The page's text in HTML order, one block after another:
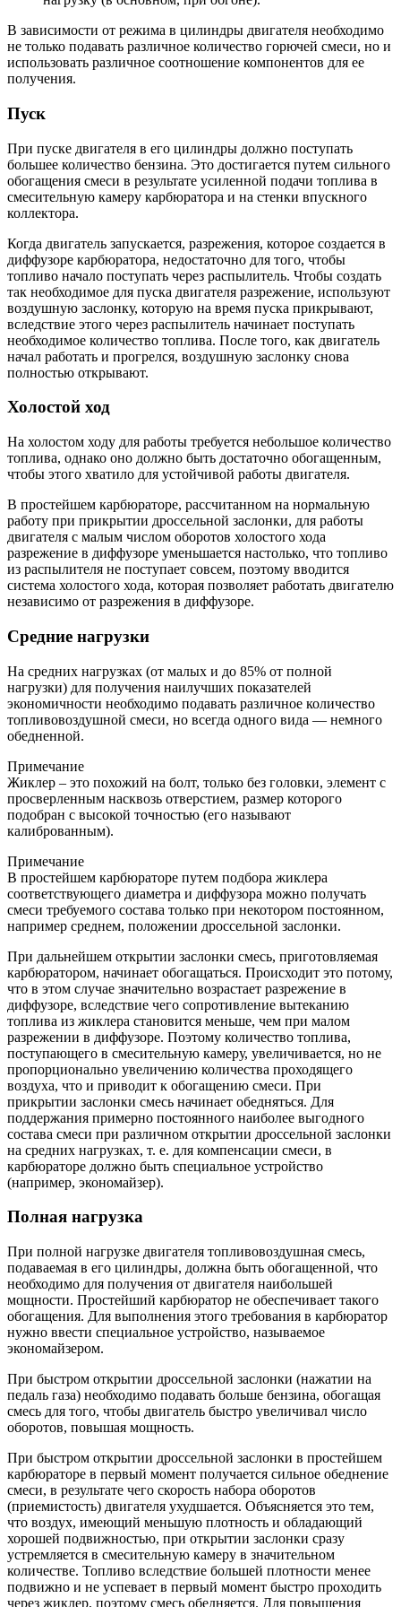
В зависимости от режима в цилиндры двигателя необходимо
не только подавать различное количество горючей смеси, но и
использовать различное соотношение компонентов для ее
получения.
Пуск
При пуске двигателя в его цилиндры должно поступать
большее количество бензина. Это достигается путем сильного
обогащения смеси в результате усиленной подачи топлива в
смесительную камеру карбюратора и на стенки впускного
коллектора.
Когда двигатель запускается, разрежения, которое создается в
диффузоре карбюратора, недостаточно для того, чтобы
топливо начало поступать через распылитель. Чтобы создать
так необходимое для пуска двигателя разрежение, используют
воздушную заслонку, которую на время пуска прикрывают,
вследствие этого через распылитель начинает поступать
необходимое количество топлива. После того, как двигатель
начал работать и прогрелся, воздушную заслонку снова
полностью открывают.
Холостой ход
На холостом ходу для работы требуется небольшое количество
топлива, однако оно должно быть достаточно обогащенным,
чтобы этого хватило для устойчивой работы двигателя.
В простейшем карбюраторе, рассчитанном на нормальную
работу при прикрытии дроссельной заслонки, для работы
двигателя с малым числом оборотов холостого хода
разрежение в диффузоре уменьшается настолько, что топливо
из распылителя не поступает совсем, поэтому вводится
система холостого хода, которая позволяет работать двигателю
независимо от разрежения в диффузоре.
Средние нагрузки
На средних нагрузках (от малых и до 85% от полной
нагрузки) для получения наилучших показателей
экономичности необходимо подавать различное количество
топливовоздушной смеси, но всегда одного вида — немного
обедненной.
Примечание
Жиклер – это похожий на болт, только без головки, элемент с
просверленным насквозь отверстием, размер которого
подобран с высокой точностью (его называют
калиброванным).
Примечание
В простейшем карбюраторе путем подбора жиклера
соответствующего диаметра и диффузора можно получать
смеси требуемого состава только при некотором постоянном,
например среднем, положении дроссельной заслонки.
При дальнейшем открытии заслонки смесь, приготовляемая
карбюратором, начинает обогащаться. Происходит это потому,
что в этом случае значительно возрастает разрежение в
диффузоре, вследствие чего сопротивление вытеканию
топлива из жиклера становится меньше, чем при малом
разрежении в диффузоре. Поэтому количество топлива,
поступающего в смесительную камеру, увеличивается, но не
пропорционально увеличению количества проходящего
воздуха, что и приводит к обогащению смеси. При
прикрытии заслонки смесь начинает обедняться. Для
поддержания примерно постоянного наиболее выгодного
состава смеси при различном открытии дроссельной заслонки
на средних нагрузках, т. е. для компенсации смеси, в
карбюраторе должно быть специальное устройство
(например, экономайзер).
Полная нагрузка
При полной нагрузке двигателя топливовоздушная смесь,
подаваемая в его цилиндры, должна быть обогащенной, что
необходимо для получения от двигателя наибольшей
мощности. Простейший карбюратор не обеспечивает такого
обогащения. Для выполнения этого требования в карбюратор
нужно ввести специальное устройство, называемое
экономайзером.
При быстром открытии дроссельной заслонки (нажатии на
педаль газа) необходимо подавать больше бензина, обогащая
смесь для того, чтобы двигатель быстро увеличивал число
оборотов, повышая мощность.
При быстром открытии дроссельной заслонки в простейшем
карбюраторе в первый момент получается сильное обеднение
смеси, в результате чего скорость набора оборотов
(приемистость) двигателя ухудшается. Объясняется это тем,
что воздух, имеющий меньшую плотность и обладающий
хорошей подвижностью, при открытии заслонки сразу
устремляется в смесительную камеру в значительном
количестве. Топливо вследствие большей плотности менее
подвижно и не успевает в первый момент быстро проходить
через жиклер, поэтому смесь обедняется. Для повышения